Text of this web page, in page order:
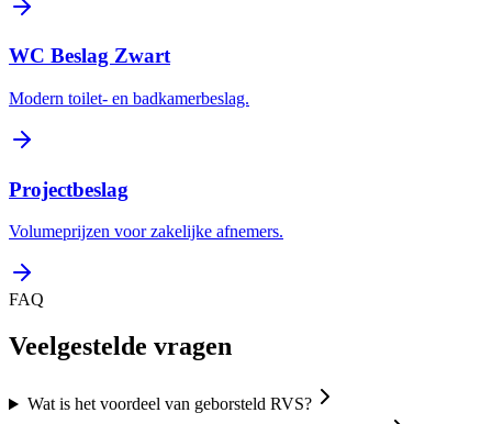
WC Beslag Zwart
Modern toilet- en badkamerbeslag.
Projectbeslag
Volumeprijzen voor zakelijke afnemers.
FAQ
Veelgestelde vragen
Wat is het voordeel van geborsteld RVS?